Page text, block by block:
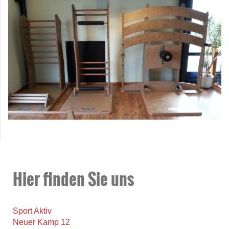
Hier finden Sie uns
Sport Aktiv
Neuer Kamp 12